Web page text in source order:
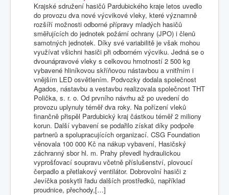
Krajské sdružení hasičů Pardubického kraje letos uvedlo
do provozu dva nové výcvikové vleky, které významně
rozšíří možnosti odborné přípravy mladých hasičů
směřujících do jednotek požární ochrany (JPO) i členů
samotných jednotek. Díky své variabilitě je však mohou
využívat všichni hasiči při odborném výcviku. Jedná se o
dvounápravové vleky s celkovou hmotností 2 500 kg
vybavené hliníkovou skříňovou nástavbou a vnitřním i
vnějším LED osvětlením. Podvozky dodala společnost
Agados, nástavbu a vestavbu realizovala společnost THT
Polička, s. r. o. Od prvního návrhu až po uvedení do
provozu uplynuly téměř dva roky. Na pořízení vleků
finančně přispěl Pardubický kraj částkou téměř 2 miliony
korun. Další vybavení se podařilo získat díky podpoře
partnerů a spolupracujících organizací. CSG Foundation
věnovala 100 000 Kč na nákup vybavení, Hasičský
záchranný sbor hl. m. Prahy převedl hydraulickou
vyprošťovací soupravu včetně příslušenství, plovoucí
čerpadlo a přetlakový ventilátor. Dobrovolní hasiči z
Jevíčka poskytli řadu dalších prostředků, například
proudnice, přechody,[…]